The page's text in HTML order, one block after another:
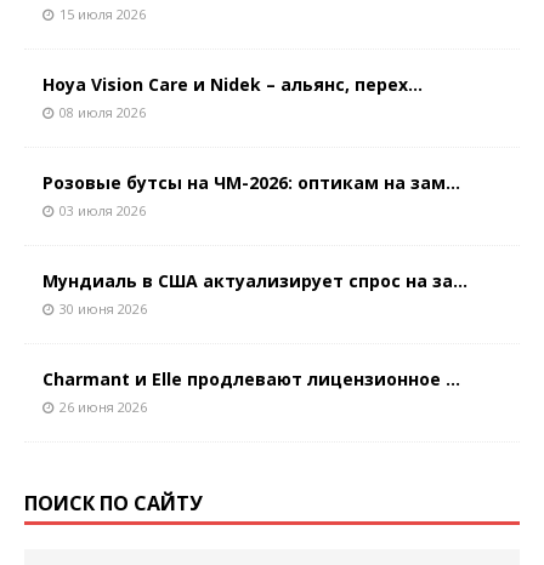
15 июля 2026
Hoya Vision Care и Nidek – альянс, перех...
08 июля 2026
Розовые бутсы на ЧМ-2026: оптикам на зам...
03 июля 2026
Мундиаль в США актуализирует спрос на за...
30 июня 2026
Charmant и Elle продлевают лицензионное ...
26 июня 2026
ПОИСК ПО САЙТУ